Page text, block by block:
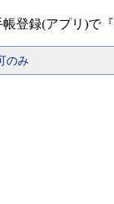
登録(アプリ)で
のみ